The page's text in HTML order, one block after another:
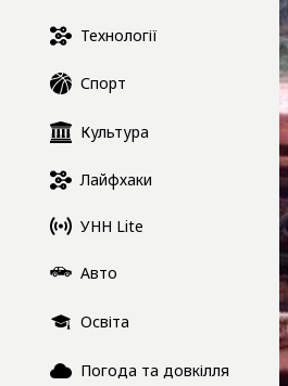
Технології
Спорт
Культура
Лайфхаки
УНН Lite
Авто
Освіта
Погода та довкілля